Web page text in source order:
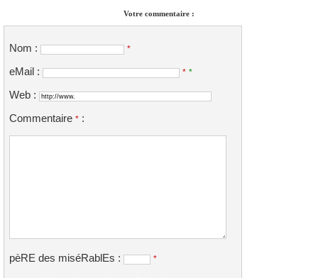
Votre commentaire :
Nom : *
eMail : * *
Web :
Commentaire * :
pèRE des miséRablEs : *